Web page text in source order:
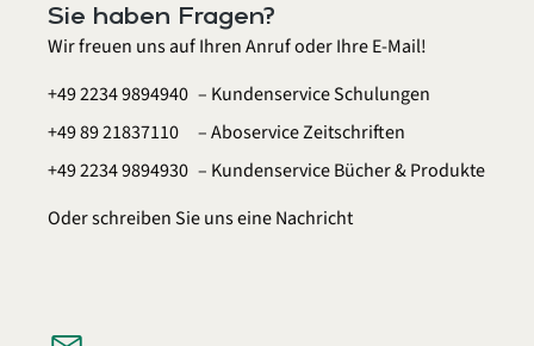
Sie haben Fragen?
Wir freuen uns auf Ihren Anruf oder Ihre E-Mail!
+49 2234 9894940 – Kundenservice Schulungen
+49 89 21837110
– Aboservice Zeitschriften
+49 2234 9894930 – Kundenservice Bücher & Produkte
Oder schreiben Sie uns eineNachricht